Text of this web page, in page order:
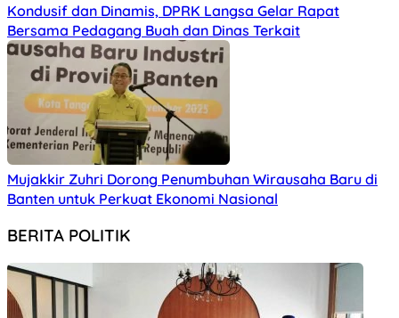
Kondusif dan Dinamis, DPRK Langsa Gelar Rapat
Bersama Pedagang Buah dan Dinas Terkait
Mujakkir Zuhri Dorong Penumbuhan Wirausaha Baru di
Banten untuk Perkuat Ekonomi Nasional
BERITA POLITIK